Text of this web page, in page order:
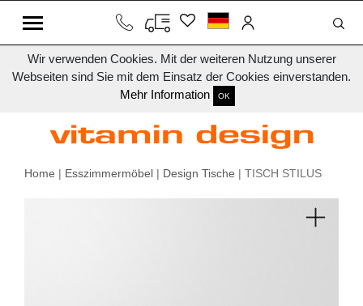
Wir verwenden Cookies. Mit der weiteren Nutzung unserer
Webseiten sind Sie mit dem Einsatz der Cookies einverstanden.
Mehr Information
OK
Home | Esszimmermöbel | Design Tische | TISCH STILUS